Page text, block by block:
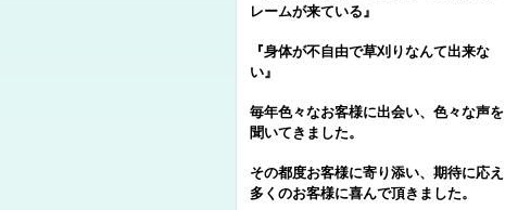
レームが来ている』
『身体が不自由で草刈りなんて出来な
い』
毎年色々なお客様に出会い、色々な声を
聞いてきました。
その都度お客様に寄り添い、期待に応え
多くのお客様に喜んで頂きました。